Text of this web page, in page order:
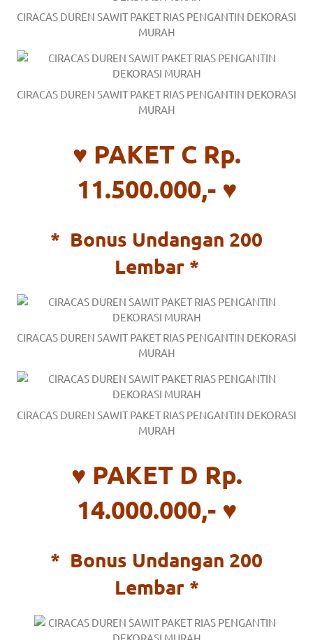
CIRACAS DUREN SAWIT PAKET RIAS PENGANTIN DEKORASI
MURAH
CIRACAS DUREN SAWIT PAKET RIAS PENGANTIN DEKORASI
MURAH
♥ PAKET C Rp.
11.500.000,- ♥
* Bonus Undangan 200
Lembar *
CIRACAS DUREN SAWIT PAKET RIAS PENGANTIN DEKORASI
MURAH
CIRACAS DUREN SAWIT PAKET RIAS PENGANTIN DEKORASI
MURAH
♥ PAKET D Rp.
14.000.000,- ♥
* Bonus Undangan 200
Lembar *